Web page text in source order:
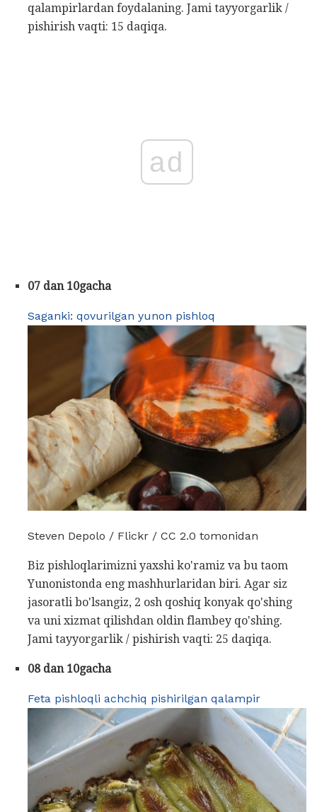
qalampirlardan foydalaning. Jami tayyorgarlik /
pishirish vaqti: 15 daqiqa.
ad
07 dan 10gacha
Saganki: qovurilgan yunon pishloq
Steven Depolo / Flickr / CC 2.0 tomonidan
Biz pishloqlarimizni yaxshi ko'ramiz va bu taom
Yunonistonda eng mashhurlaridan biri. Agar siz
jasoratli bo'lsangiz, 2 osh qoshiq konyak qo'shing
va uni xizmat qilishdan oldin flambey qo'shing.
Jami tayyorgarlik / pishirish vaqti: 25 daqiqa.
08 dan 10gacha
Feta pishloqli achchiq pishirilgan qalampir